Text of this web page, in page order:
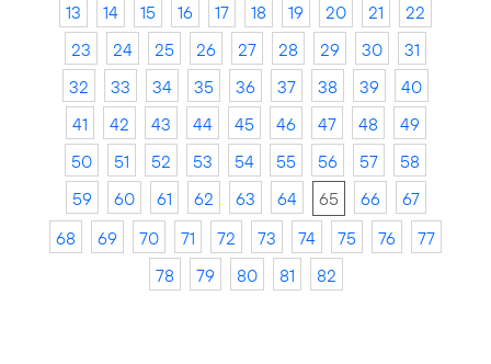
13
14 15 16 17 18 19 20 21
22
23
24 25 26 27 28 29 30
31
32
33 34 35 36 37 38 39
40
41
42 43 44 45 46 47 48
49
50
51 52 53 54 55 56 57
58
59
60 61 62 63 64 65 66
67
68
69 70 71 72 73 74 75 76
77
78
79 80 81 82